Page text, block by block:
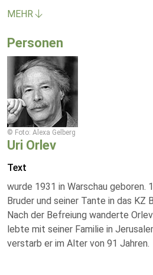
MEHR
Personen
© Foto: Alexa Gelberg
Uri Orlev
Text
wurde 1931 in Warschau geboren.
Bruder und seiner Tante in das KZ
Nach der Befreiung wanderte
lebte mit seiner Familie in
verstarb er im Alter von 91 Jahren.